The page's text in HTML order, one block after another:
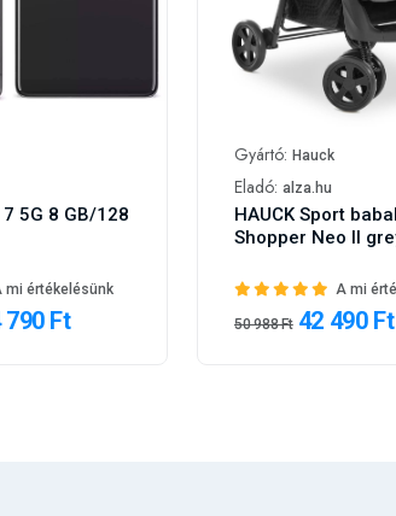
5G 8 GB/128
mi értékelésünk
790 Ft
Gyártó: Hauck
Eladó: alza.hu
HAUCK Sport
Shopper Neo II
A mi
50 988 Ft 42 490 Ft